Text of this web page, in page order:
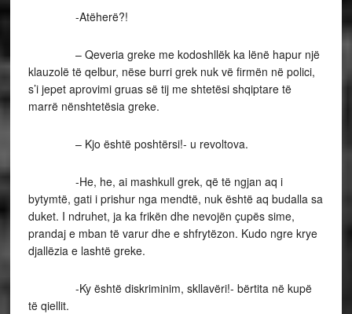
-Atëherë?!
– Qeveria greke me kodoshllëk ka lënë hapur një
klauzolë të qelbur, nëse burri grek nuk vë firmën në polici,
s’i jepet aprovimi gruas së tij me shtetësi shqiptare të
marrë nënshtetësia greke.
– Kjo është poshtërsi!- u revoltova.
-He, he, ai mashkull grek, që të ngjan aq i
bytymtë, gati i prishur nga mendtë, nuk është aq budalla sa
duket. I ndruhet, ja ka frikën dhe nevojën çupës sime,
prandaj e mban të varur dhe e shfrytëzon. Kudo ngre krye
djallëzia e lashtë greke.
-Ky është diskriminim, skllavëri!- bërtita në kupë
të qiellit.